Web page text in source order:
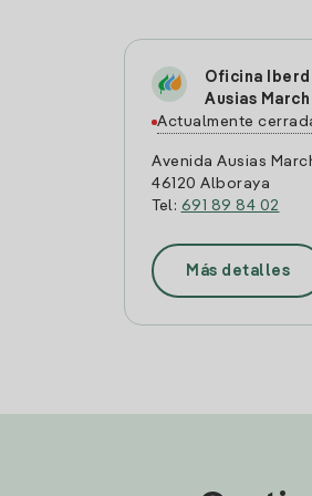
Oficina
Ausias March
Actualmente
Avenida Ausias
46120 Alboraya
Tel: 691 89 84 02
Más detalles